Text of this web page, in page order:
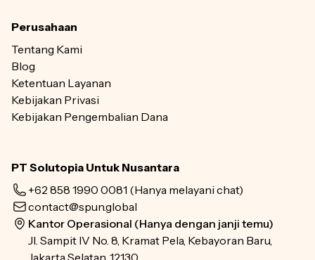
Perusahaan
Tentang Kami
Blog
Ketentuan Layanan
Kebijakan Privasi
Kebijakan Pengembalian Dana
PT Solutopia Untuk Nusantara
+62 858 1990 0081 (Hanya melayani chat)
contact@spun.global
Kantor Operasional (Hanya dengan janji temu)
Jl. Sampit IV No. 8, Kramat Pela, Kebayoran Baru,
Jakarta Selatan, 12130